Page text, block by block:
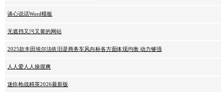
谈心说话Word模板
无遮挡又污又黄的网站
2025款丰田埃尔法依旧是商务车风向标各方面体现均衡 动力够强
人人爱人人操摸爽
迷你枪战精英2026最新版